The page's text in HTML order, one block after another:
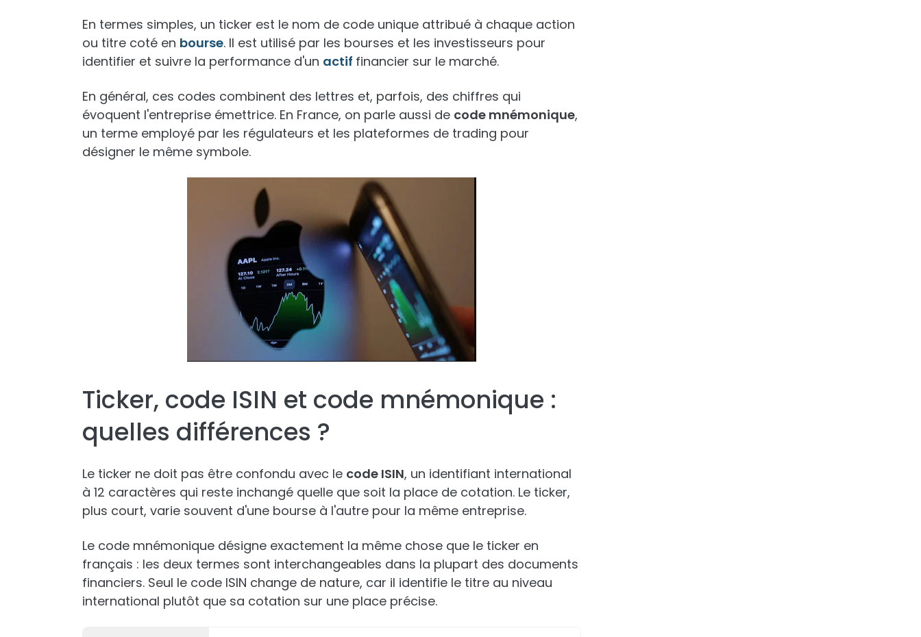
En termes simples, un ticker est le nom de code unique attribué à chaque action
ou titre coté en bourse. Il est utilisé par les bourses et les investisseurs pour
identifier et suivre la performance d'un actif financier sur le marché.
En général, ces codes combinent des lettres et, parfois, des chiffres qui
évoquent l'entreprise émettrice. En France, on parle aussi de code mnémonique,
un terme employé par les régulateurs et les plateformes de trading pour
désigner le même symbole.
Ticker, code ISIN et code mnémonique :
quelles différences ?
Le ticker ne doit pas être confondu avec le code ISIN, un identifiant international
à 12 caractères qui reste inchangé quelle que soit la place de cotation. Le ticker,
plus court, varie souvent d'une bourse à l'autre pour la même entreprise.
Le code mnémonique désigne exactement la même chose que le ticker en
français : les deux termes sont interchangeables dans la plupart des documents
financiers. Seul le code ISIN change de nature, car il identifie le titre au niveau
international plutôt que sa cotation sur une place précise.